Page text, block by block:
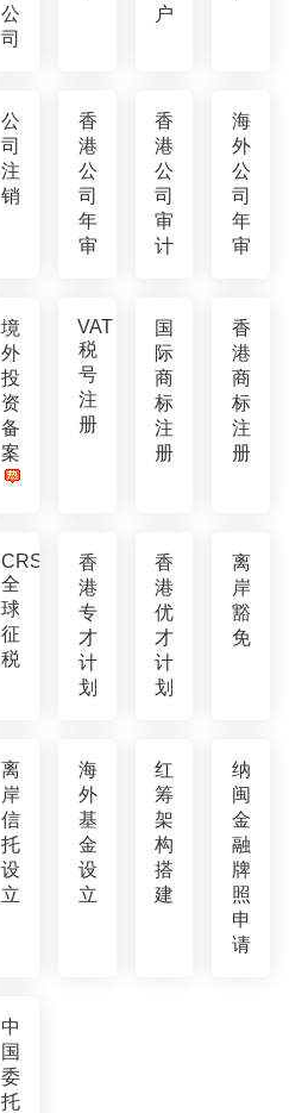
公
司
户
公
司
注
销
香
港
公
司
年
审
香
港
公
司
审
计
海
外
公
司
年
审
境
外
投
资
备
案
VAT
税
号
注
册
国
际
商
标
注
册
香
港
商
标
注
册
CRS
全
球
征
税
香
港
专
才
计
划
香
港
优
才
计
划
离
岸
豁
免
离
岸
信
托
设
立
海
外
基
金
设
立
红
筹
架
构
搭
建
纳
闽
金
融
牌
照
申
请
中
国
委
托